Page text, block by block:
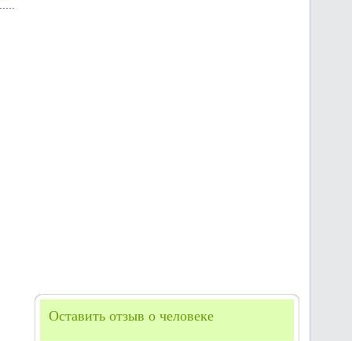
Оставить отзыв о человеке